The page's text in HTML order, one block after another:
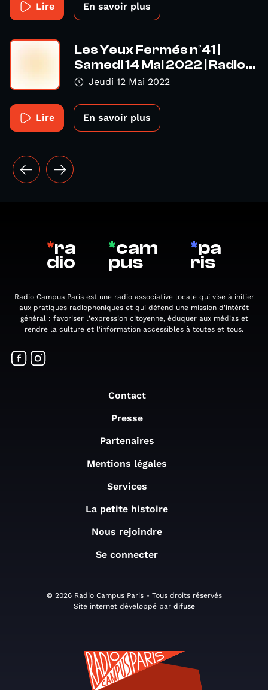
Lire En savoir plus
Les Yeux Fermés n°41 |
Samedi 14 Mai 2022 | Radio...
Jeudi 12 Mai 2022
Lire En savoir plus
*ra
dio
*cam
pus
*pa
ris
Radio Campus Paris est une radio associative locale qui vise à initier
aux pratiques radiophoniques et qui défend une mission d'intérêt
général : favoriser l'expression citoyenne, éduquer aux médias et
rendre la culture et l'information accessibles à toutes et tous.
Contact
Presse
Partenaires
Mentions légales
Services
La petite histoire
Nous rejoindre
Se connecter
© 2026 Radio Campus Paris - Tous droits réservés
Site internet développé par difuse